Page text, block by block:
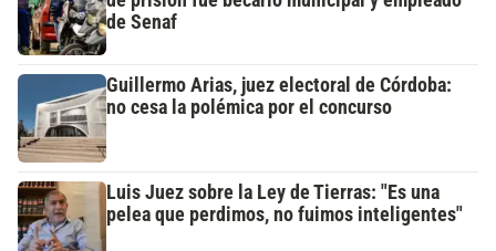
de Senaf
Guillermo Arias, juez electoral de Córdoba:
no cesa la polémica por el concurso
Luis Juez sobre la Ley de Tierras: "Es una
pelea que perdimos, no fuimos inteligentes"